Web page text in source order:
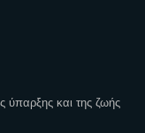
ύπαρξης και της ζωής